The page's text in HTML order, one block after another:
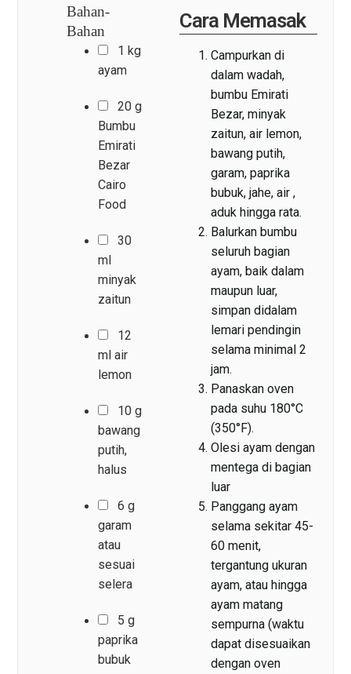
Cara Memasak
Campurkan di
dalam wadah,
bumbu Emirati
Bezar, minyak
zaitun, air lemon,
bawang putih,
garam, paprika
bubuk, jahe, air ,
aduk hingga rata.
Balurkan bumbu
seluruh bagian
ayam, baik dalam
maupun luar,
simpan didalam
lemari pendingin
selama minimal 2
jam.
Panaskan oven
pada suhu 180°C
(350°F).
Olesi ayam dengan
mentega di bagian
luar
Panggang ayam
selama sekitar 45-
60 menit,
tergantung ukuran
ayam, atau hingga
ayam matang
sempurna (waktu
dapat disesuaikan
dengan oven
Bahan-
Bahan
1 kg
ayam
20 g
Bumbu
Emirati
Bezar
Cairo
Food
30
ml
minyak
zaitun
12
ml air
lemon
10 g
bawang
putih,
halus
6 g
garam
atau
sesuai
selera
5 g
paprika
bubuk